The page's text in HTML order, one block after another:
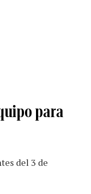
para
del 3 de